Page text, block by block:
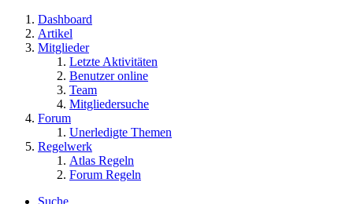
Dashboard
Artikel
Mitglieder
Letzte Aktivitäten
Benutzer online
Team
Mitgliedersuche
Forum
Unerledigte Themen
Regelwerk
Atlas Regeln
Forum Regeln
Suche